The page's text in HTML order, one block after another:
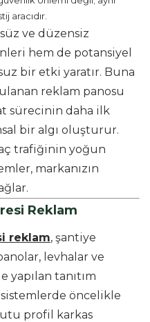
aracıdır.
ve düzensiz
hem de potansiyel
bir etki yaratır. Buna
reklam panosu
sürecinin daha ilk
bir algı oluşturur.
trafiğinin yoğun
markanızın
Reklam
reklam, şantiye
levhalar ve
yapılan tanıtım
sistemlerde öncelikle
profil karkas